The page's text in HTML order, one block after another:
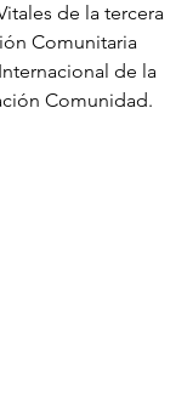
de la tercera
Comunitaria
de la
Comunidad.